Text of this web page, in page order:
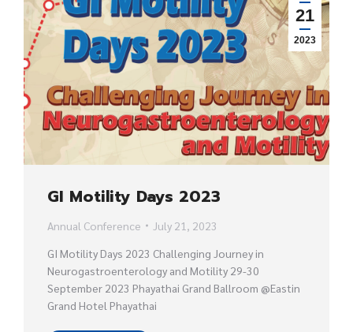
21
2023
GI Motility Days 2023
Annual Conference
July 21, 2023
GI Motility Days 2023 Challenging Journey in
Neurogastroenterology and Motility 29-30
September 2023 Phayathai Grand Ballroom @Eastin
Grand Hotel Phayathai